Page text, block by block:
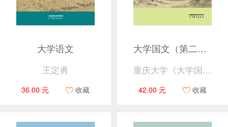
大学语文
王定勇
36.00 元 收藏
大学国文（第二版）
重庆大学《大学国文》编写组
42.00 元 收藏